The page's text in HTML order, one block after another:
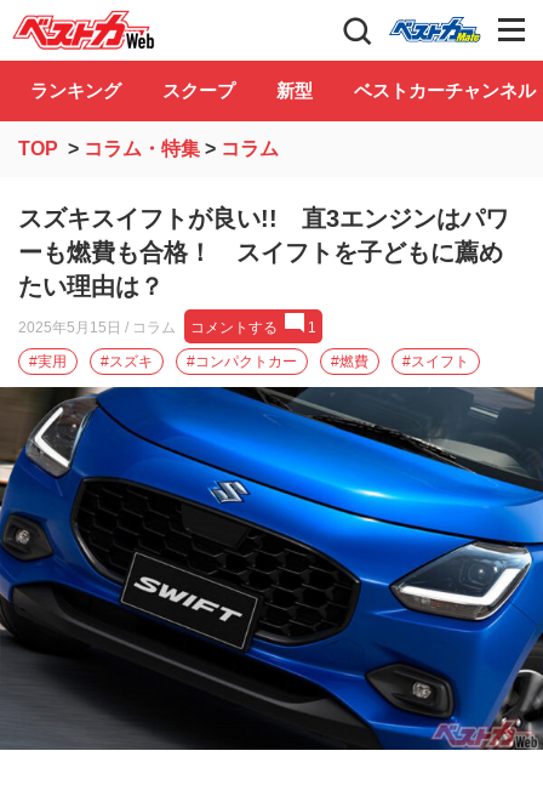
自動車情報誌「ベストカー」 Club
ランキング スクープ 新型 ベストカーチャンネル
TOP > コラム・特集 > コラム
スズキスイフトが良い!! 直3エンジンはパワ
ーも燃費も合格！ スイフトを子どもに薦め
たい理由は？
2025年5月15日 / コラム コメントする
1
#実用
#スズキ #コンパクトカー #燃費 #スイフト